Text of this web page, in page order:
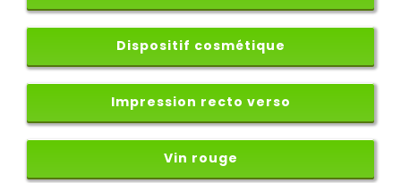
Dispositif cosmétique
Impression recto verso
Vin rouge